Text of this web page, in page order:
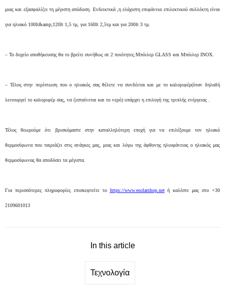
μιας και εξασφαλίζει τη μέγιστη απόδοση. Ενδεικτικά ,η ελάχιστη επιφάνεια επιλεκτικού συλλέκτη είναι
για ηλιακό 100lt&amp;120lt 1,5 τμ, για 160lt 2,5τμ και για 200lt 3 τμ.
– Το δοχείο αποθήκευσης θα το βρείτε συνήθως σε 2 ποιότητες:Μπόιλερ GLASS και Μπόιλερ ΙΝΟΧ.
– Τέλος στην περίπτωση που ο ηλιακός σας θέλετε να συνδέεται και με το καλοριφέρ(όταν δηλαδή
λειτουργεί το καλοριφέρ σας, να ζεσταίνεται και το νερό) υπάρχει η επιλογή της τριπλής ενέργειας .
Τέλος θεωρούμε ότι βρισκόμαστε στην καταλληλότερη εποχή για να επιλέξουμε τον ηλιακό
θερμοσίφωνα που ταιριάζει στις ανάγκες μας, μιας και λόγω της άφθονης ηλιοφάνειας ο ηλιακός μας
θερμοσίφωνας θα αποδόσει τα μέγιστα.
Για περισσότερες πληροφορίες επισκεφτείτε το https://www.esolarshop.netή καλέστε μας στο +30
2109601013
In this article
Τεχνολογία